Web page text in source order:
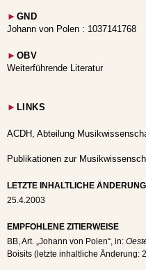
► GND
Johann von Polen : 1037141768
► OBV
Weiterführende Literatur
► LINKS
ACDH, Abteilung
Publikationen zur
LETZTE INHALTLICHE ÄNDERUNG
25.4.2003
EMPFOHLENE ZITIERWEISE
BB, Art. „Johann von Polen“, in:
Boisits (letzte inhaltliche Änderung: